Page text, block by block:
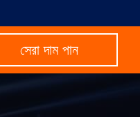
সেরা দাম পান